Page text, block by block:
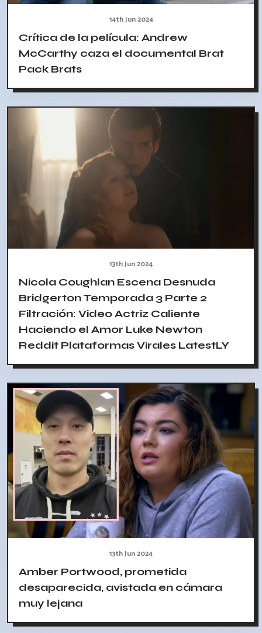
14th Jun 2024
Crítica de la película: Andrew
McCarthy caza el documental Brat
Pack Brats
13th Jun 2024
Nicola Coughlan Escena Desnuda
Bridgerton Temporada 3 Parte 2
Filtración: Video Actriz Caliente
Haciendo el Amor Luke Newton
Reddit Plataformas Virales LatestLY
13th Jun 2024
Amber Portwood, prometida
desaparecida, avistada en cámara
muy lejana